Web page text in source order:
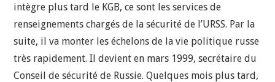
intègre plus tard le KGB, ce sont les services de
renseignements chargés de la sécurité de l’URSS. Par la
suite, il va monter les échelons de la vie politique russe
très rapidement. Il devient en mars 1999, secrétaire du
Conseil de sécurité de Russie. Quelques mois plus tard,